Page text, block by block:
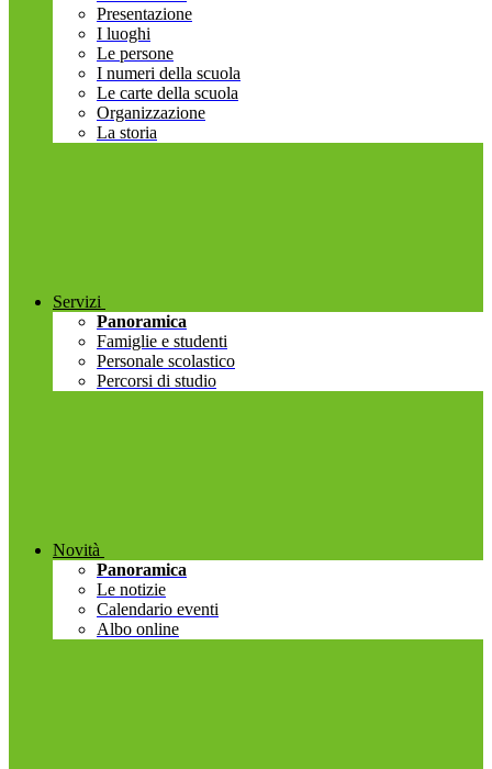
Presentazione
I luoghi
Le persone
I numeri della scuola
Le carte della scuola
Organizzazione
La storia
Servizi
Panoramica
Famiglie e studenti
Personale scolastico
Percorsi di studio
Novità
Panoramica
Le notizie
Calendario eventi
Albo online